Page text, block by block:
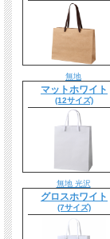
無地
マットホワイト
(12サイズ)
無地 光沢
グロスホワイト
(7サイズ)